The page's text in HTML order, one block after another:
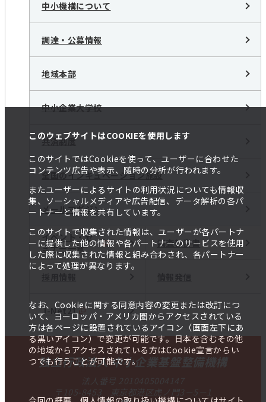
このウェブサイトはCOOKIEを使用します
このサイトではCookieを使って、ユーザーに合わせた
コンテンツ広告や表示、随時の分析が行われます。
またユーザーによるサイトの利用状況についても情報収
集、ソーシャルメディアや広告配信、データ解析の各パ
ートナーと情報を共有しています。
このサイトで収集された情報は、ユーザーが各パートナ
ーに提供した他の情報や各パートナーのサービスを使用
した際に収集された情報と組み合わされ、各パートナー
によって処理が異なります。
なお、Cookieに関する同意内容の変更または改訂につ
いて、ヨーロッパ・アメリカ圏からアクセスされている
方は各ページに設置されているアイコン（画面左下にあ
る黒いアイコン）で変更が可能です。日本を含むその他
の地域からアクセスされている方はCookie宣言からい
つでも行うことが可能です。
中小機構について
調達・公募情報
地域本部
中小企業大学校
共済制度
全国のインキュベーション施設
メールマガジン
イベント・セ
ミナー一覧
調査報告書
J-Net21
独立行政法人 中小企業基盤整備機構
法人番号 2010405004147
〒105-8453 東京都港区虎ノ門3－5－1